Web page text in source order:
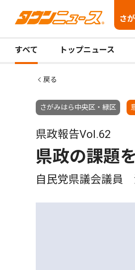
さ
すべて トップニュース
戻る
さがみはら中央区・緑区
県政報告Vol.62
県政の課題
自民党県議会議員